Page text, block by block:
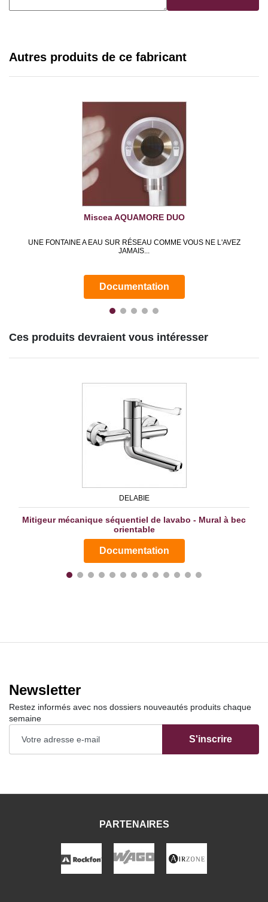
Autres produits de ce fabricant
Miscea AQUAMORE DUO
UNE FONTAINE A EAU SUR RÉSEAU COMME VOUS NE L'AVEZ
JAMAIS...
Documentation
Ces produits devraient vous intéresser
DELABIE
Mitigeur mécanique séquentiel de lavabo - Mural à bec
orientable
Documentation
Newsletter
Restez informés avec nos dossiers nouveautés produits chaque
semaine
S'inscrire
PARTENAIRES